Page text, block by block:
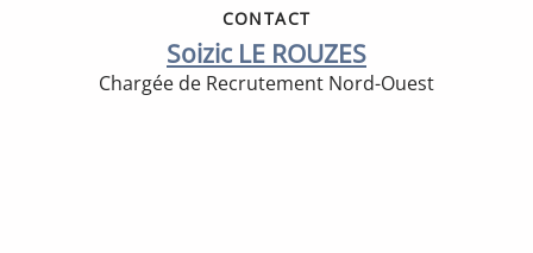
CONTACT
Soizic LE ROUZES
Chargée de Recrutement Nord-Ouest